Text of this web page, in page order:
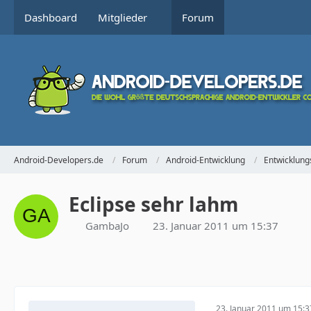
Dashboard Mitglieder Forum
Android-Developers.de Forum Android-Entwicklung
Eclipse sehr lahm
GambaJo 23. Januar 2011 um 15:37
23. Januar 2011 um